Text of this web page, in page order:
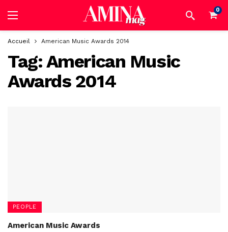
0
Accueil American Music Awards 2014
Tag:American Music
Awards 2014
PEOPLE
American Music Awards